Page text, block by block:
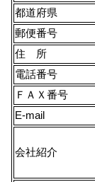
都道府県
郵便番号
住 所
電話番号
ＦＡＸ番号
E-mail
会社紹介